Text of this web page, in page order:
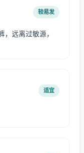
较易发
，远离过敏源，
适宜